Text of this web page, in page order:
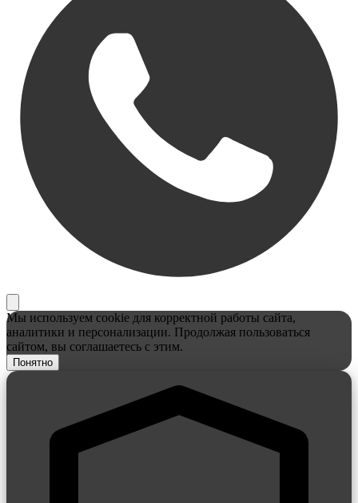
Мы используем cookie для корректной работы сайта,
аналитики и персонализации. Продолжая пользоваться
сайтом, вы соглашаетесь с этим.
Понятно